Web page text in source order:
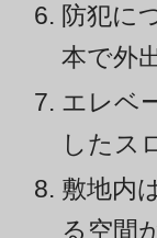
防犯に
本で外
エレベ
したス
敷地内
る空間